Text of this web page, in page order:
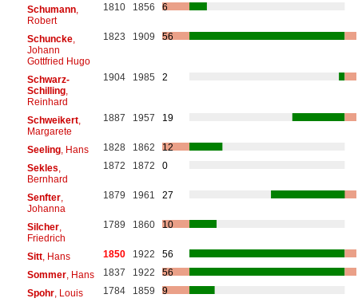
Schumann,
Robert
1810 1856 6
Schuncke,
Johann
Gottfried Hugo
1823 1909 56
Schwarz-
Schilling,
Reinhard
1904 1985 2
Schweikert,
Margarete
1887 1957 19
Seeling, Hans 1828 1862
12
Sekles
Bernhard
1872 1872 0
Senfter,
Johanna
1879 1961 27
Silcher,
Friedrich
1789 1860 10
Sitt, Hans 1850 1922
56
Sommer, Hans 1837 1922
56
Spohr, Louis 1784 1859
9